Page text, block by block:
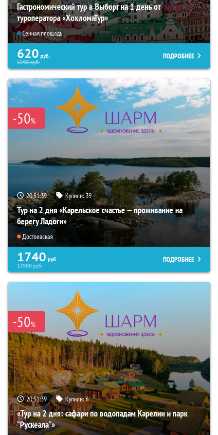
Гастрономический тур в Выборг на 1 день от
туроператора «ХохломаТур»
Сенная площадь
620 руб.
6290руб.
ПОДРОБНЕЕ
-50%
20:51:38 Купили:39
Тур на 2 дня «Карельское счастье — проживание на
берегу Ладоги»
Достоевская
1740 руб.
13900руб.
ПОДРОБНЕЕ
-50%
20:51:38 Купили:6
«Тур на 2 дня: сафари по водопадам Карелии и парк
“Рускеала"»